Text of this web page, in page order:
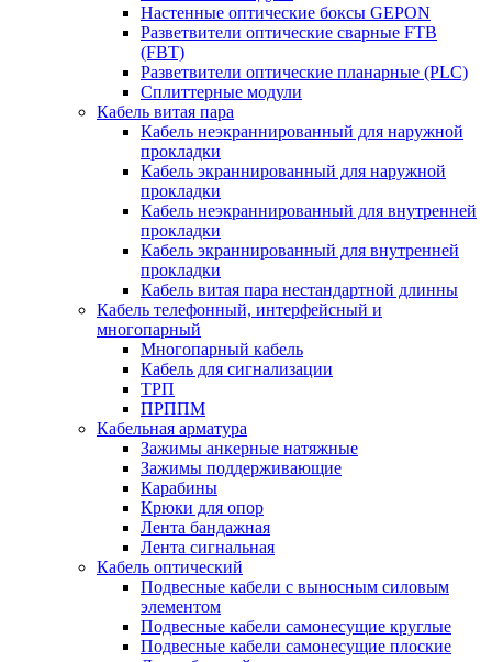
Настенные оптические боксы GEPON
Разветвители оптические сварные FTB
(FBT)
Разветвители оптические планарные (PLC)
Сплиттерные модули
Кабель витая пара
Кабель неэкраннированный для наружной
прокладки
Кабель экраннированный для наружной
прокладки
Кабель неэкраннированный для внутренней
прокладки
Кабель экраннированный для внутренней
прокладки
Кабель витая пара нестандартной длинны
Кабель телефонный, интерфейсный и
многопарный
Многопарный кабель
Кабель для сигнализации
ТРП
ПРППМ
Кабельная арматура
Зажимы анкерные натяжные
Зажимы поддерживающие
Карабины
Крюки для опор
Лента бандажная
Лента сигнальная
Кабель оптический
Подвесные кабели с выносным силовым
элементом
Подвесные кабели самонесущие круглые
Подвесные кабели самонесущие плоские